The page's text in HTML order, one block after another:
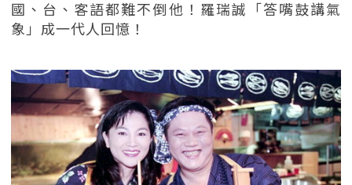
國、台、客語都難不倒他！羅瑞誠「答嘴鼓講氣
象」成一代人回憶！